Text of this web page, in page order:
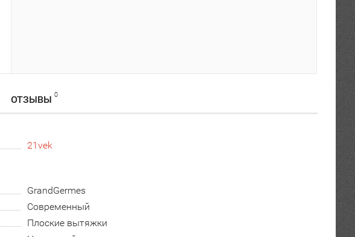
ОТЗЫВЫ 0
21vek
GrandGermes
Современный
Плоские вытяжки